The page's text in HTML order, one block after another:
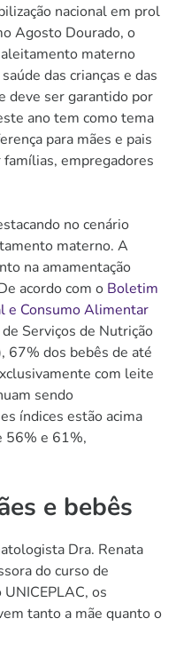
nacional em prol
Agosto Dourado, o
materno
das crianças e das
deve ser garantido por
ano tem como tema
para mães e pais
empregadores
no cenário
materno. A
na amamentação
acordo com o Boletim
e Consumo Alimentar
Serviços de Nutrição
67% dos bebês de até
com leite
sendo
índices estão acima
56% e 61%,
e bebês
Dra. Renata
do curso de
os
tanto a mãe quanto o